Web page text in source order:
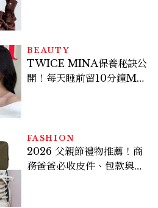
多大？
BEAUTY
TWICE MINA保養秘訣公
開！每天睡前留10分鐘ME
FASHION
2026 父親節禮物推薦！商
務爸爸必收皮件、包款與鞋